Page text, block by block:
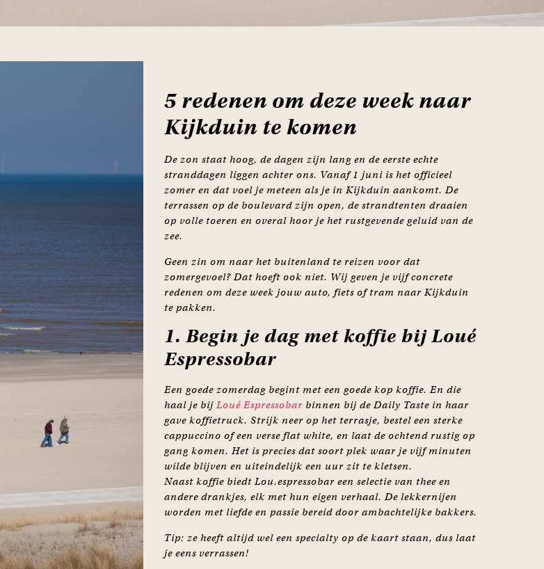
5 redenen om deze week naar
Kijkduin te komen
De zon staat hoog, de dagen zijn lang en de eerste echte
stranddagen liggen achter ons. Vanaf 1 juni is het officieel
zomer en dat voel je meteen als je in Kijkduin aankomt. De
terrassen op de boulevard zijn open, de strandtenten draaien
op volle toeren en overal hoor je het rustgevende geluid van de
zee.
Geen zin om naar het buitenland te reizen voor dat
zomergevoel? Dat hoeft ook niet. Wij geven je vijf concrete
redenen om deze week jouw auto, fiets of tram naar Kijkduin
te pakken.
1. Begin je dag met koffie bij Loué
Espressobar
Een goede zomerdag begint met een goede kop koffie. En die
haal je bij Loué Espressobar binnen bij de Daily Taste in haar
gave koffietruck. Strijk neer op het terrasje, bestel een sterke
cappuccino of een verse flat white, en laat de ochtend rustig op
gang komen. Het is precies dat soort plek waar je vijf minuten
wilde blijven en uiteindelijk een uur zit te kletsen.
Naast koffie biedt Lou.espressobar een selectie van thee en
andere drankjes, elk met hun eigen verhaal. De lekkernijen
worden met liefde en passie bereid door ambachtelijke bakkers.
Tip: ze heeft altijd wel een specialty op de kaart staan, dus laat
je eens verrassen!